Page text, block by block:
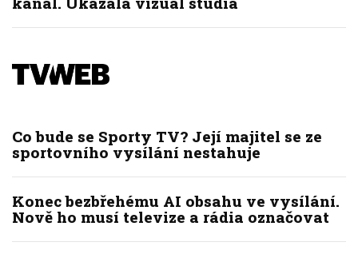
Co bude se Sporty TV? Její majitel se ze
sportovního vysílání nestahuje
Konec bezbřehému AI obsahu ve vysílání.
Nově ho musí televize a rádia označovat